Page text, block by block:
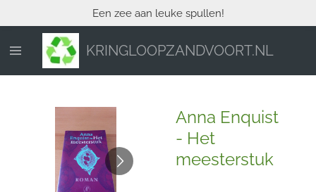
direct
naar
hoofdinhoud
KRINGLOOPZANDVOORT.NL
Een zee aan leuke spullen!
Anna Enquist
- Het
meesterstuk